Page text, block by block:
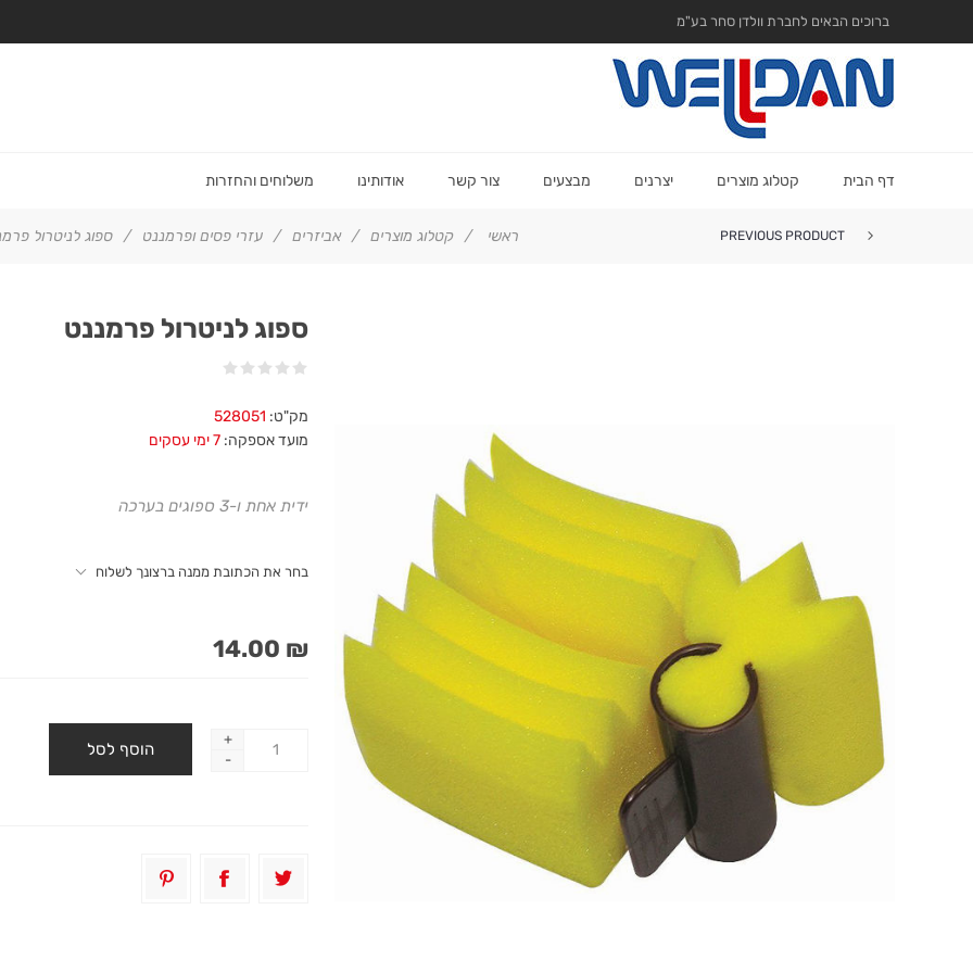
ברוכים הבאים לחברת וולדן סחר בע"מ
דף הבית קטלוג מוצרים יצרנים מבצעים צור קשר אודותינו משלוחים והחזרות
ראשי / קטלוג מוצרים / אביזרים / עזרי פסים ופרמננט / ספוג לניטרול PREVIOUS PRODUCT
ספוג לניטרול פרמננט
מק"ט: 528051
מועד אספקה: 7 ימי עסקים
ידית אחת ו-3 ספוגים בערכה
בחר את הכתובת ממנה ברצונך לשלוח
₪ 14.00
+
-